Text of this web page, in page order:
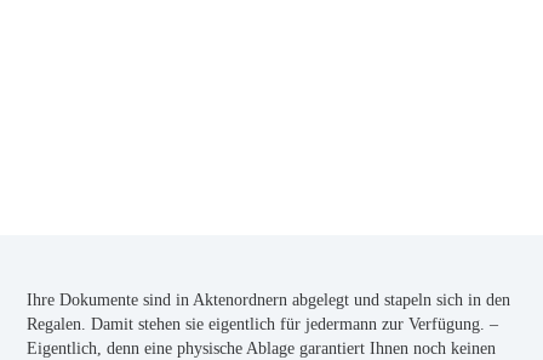
Ihre Dokumente sind in Aktenordnern abgelegt und stapeln sich in den
Regalen. Damit stehen sie eigentlich für jedermann zur Verfügung. –
Eigentlich, denn eine physische Ablage garantiert Ihnen noch keinen